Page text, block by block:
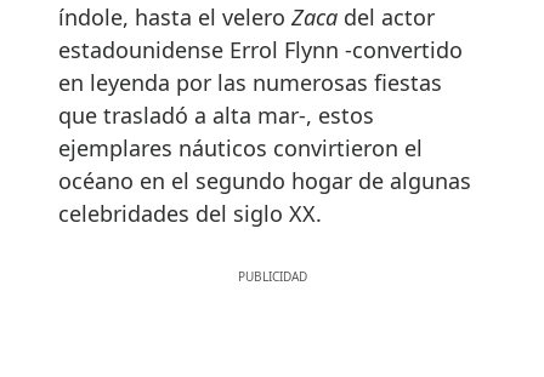
índole, hasta el velero Zaca del actor
estadounidense Errol Flynn -convertido
en leyenda por las numerosas fiestas
que trasladó a alta mar-, estos
ejemplares náuticos convirtieron el
océano en el segundo hogar de algunas
celebridades del siglo XX.